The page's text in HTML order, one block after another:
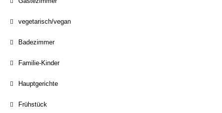
vegetarisch/vegan
Badezimmer
Familie-Kinder
Hauptgerichte
Frühstück